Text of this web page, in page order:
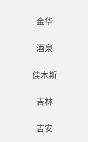
金华
酒泉
佳木斯
吉林
吉安